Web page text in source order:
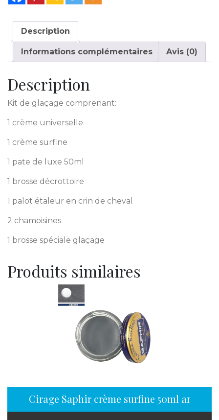
Description
Informations complémentaires Avis (0)
Description
Kit de glaçage comprenant:
1 crème universelle
1 crème surfine
1 pate de luxe 50ml
1 brosse décrottoire
1 palot étaleur en crin de cheval
2 chamoisines
1 brosse spéciale glaçage
Produits similaires
Cirage Saphir crème surfine 50ml argent